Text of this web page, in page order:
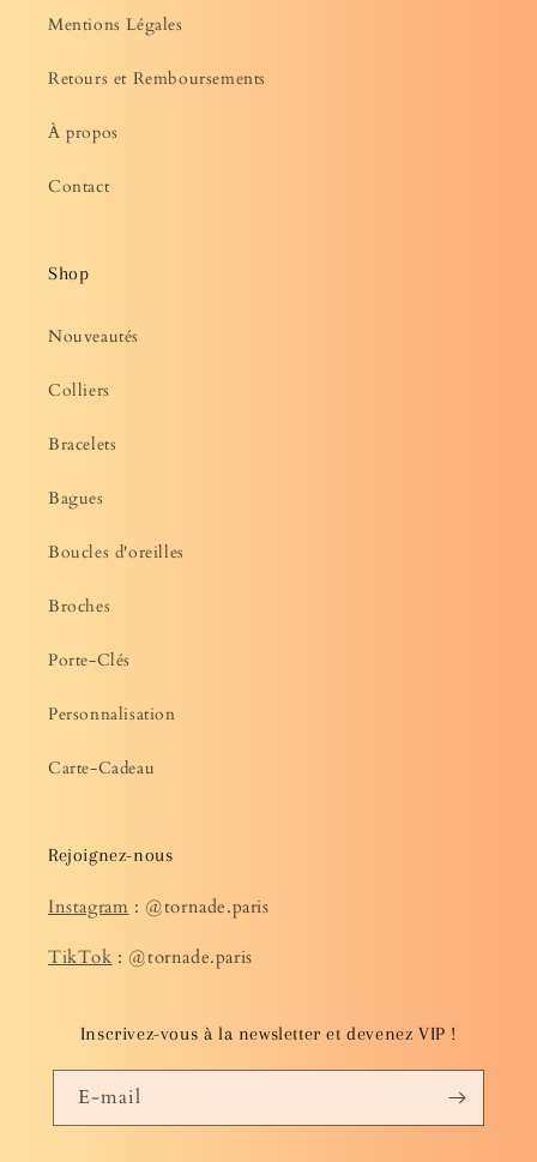
Mentions Légales
Retours et Remboursements
À propos
Contact
Shop
Nouveautés
Colliers
Bracelets
Bagues
Boucles d'oreilles
Broches
Porte-Clés
Personnalisation
Carte-Cadeau
Rejoignez-nous
Instagram : @tornade.paris
TikTok : @tornade.paris
Inscrivez-vous à la newsletter et devenez VIP !
E-mail